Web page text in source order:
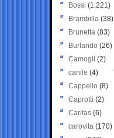
Bossi (1.221)
Brambilla (38)
Brunetta (83)
Burlando (26)
Camogli (2)
canile (4)
Cappello (8)
Caprotti (2)
Caritas (6)
carovita (170)